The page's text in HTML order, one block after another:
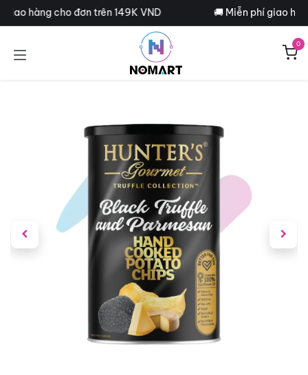
Bỏ qua để đến Nội dung
hàng cho đơn trên 149K VND 🚚 Miễn phí giao
0